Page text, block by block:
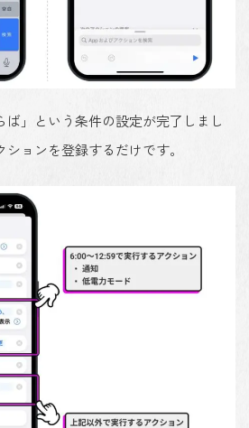
ば」という条件の設定が完了しまし
ョンを登録するだけです。